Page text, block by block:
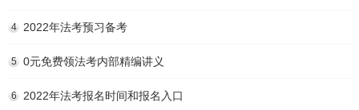
4 2022年法考预习备考
5 0元免费领法考内部精编讲义
6 2022年法考报名时间和报名入口